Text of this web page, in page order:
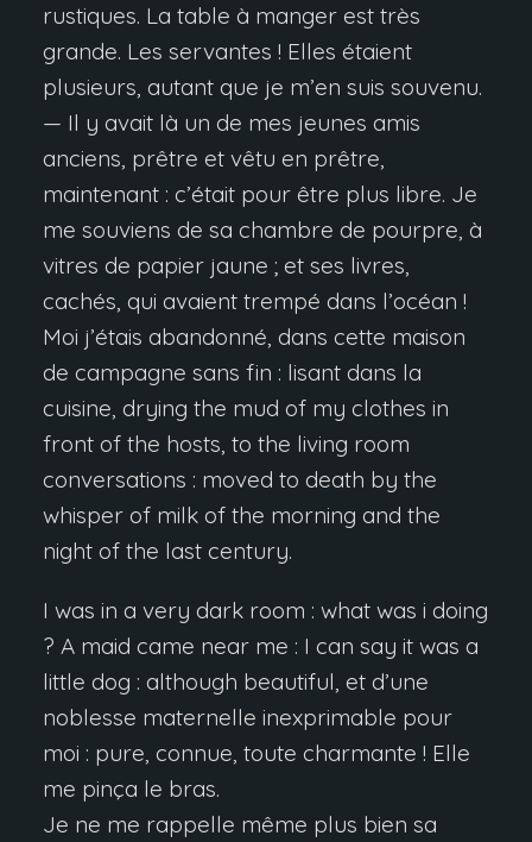
rustiques. La table à manger est très
grande. Les servantes ! Elles étaient
plusieurs, autant que je m’en suis souvenu.
— Il y avait là un de mes jeunes amis
anciens, prêtre et vêtu en prêtre,
maintenant : c’était pour être plus libre. Je
me souviens de sa chambre de pourpre, à
vitres de papier jaune ; et ses livres,
cachés, qui avaient trempé dans l’océan !
Moi j’étais abandonné, dans cette maison
de campagne sans fin : lisant dans la
cuisine, drying the mud of my clothes in
front of the hosts, to the living room
conversations : moved to death by the
whisper of milk of the morning and the
night of the last century.
I was in a very dark room : what was i doing
? A maid came near me : I can say it was a
little dog : although beautiful, et d’une
noblesse maternelle inexprimable pour
moi : pure, connue, toute charmante ! Elle
me pinça le bras.
Je ne me rappelle même plus bien sa